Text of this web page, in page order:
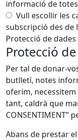
informació de
Vull escollir les
subscripció des de
Protecció de dades
Protecció
Per tal de donar-
butlletí, notes
oferim,
tant, caldrà que
Abans de prestar